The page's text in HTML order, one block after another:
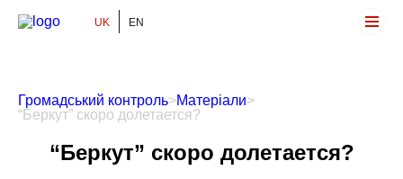
Громадський Контроль
UK EN
Громадський контроль>Матеріали>
“Беркут” скоро долетается?
“Беркут” скоро долетается?